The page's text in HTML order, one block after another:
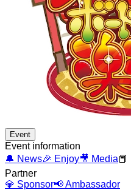
Event
Event information
🔔 News🎉 Enjoy🎥 Media📕
Partner
💎 Sponsor📢Ambassador